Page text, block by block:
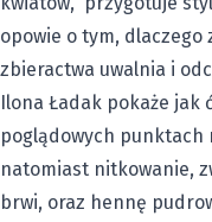
opowie o tym, dlaczego
zbieractwa uwalnia i
Ilona Ładak pokaże jak
poglądowych punktach
natomiast nitkowanie,
brwi, oraz hennę